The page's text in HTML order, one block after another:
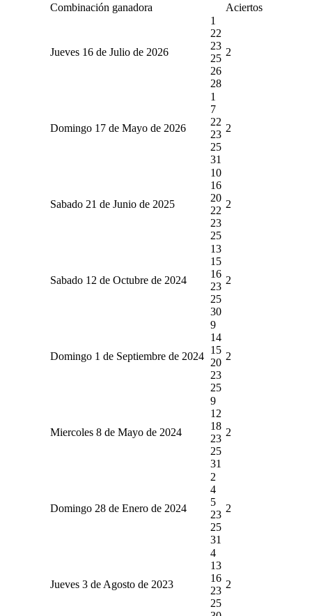
Combinación ganadora Aciertos
Jueves 16 de Julio de 2026
1
22
23
25
26
28
2
Domingo 17 de Mayo de 2026
1
7
22
23
25
31
2
Sabado 21 de Junio de 2025
10
16
20
22
23
25
2
Sabado 12 de Octubre de 2024
13
15
16
23
25
30
2
Domingo 1 de Septiembre de 2024
9
14
15
20
23
25
2
Miercoles 8 de Mayo de 2024
9
12
18
23
25
31
2
Domingo 28 de Enero de 2024
2
4
5
23
25
31
2
Jueves 3 de Agosto de 2023
4
13
16
23
25
2